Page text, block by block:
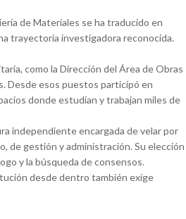
de Materiales se ha traducido en
trayectoria investigadora reconocida.
como la Dirección del Área de Obras
Desde esos puestos participó en
donde estudian y trabajan miles de
independiente encargada de velar por
de gestión y administración. Su elección
y la búsqueda de consensos.
desde dentro también exige